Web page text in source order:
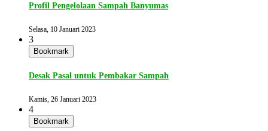
Profil Pengelolaan Sampah Banyumas
Selasa, 10 Januari 2023
3
Bookmark
Desak Pasal untuk Pembakar Sampah
Kamis, 26 Januari 2023
4
Bookmark